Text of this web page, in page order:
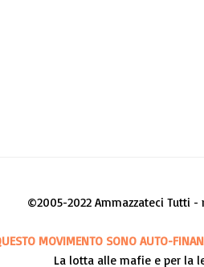
©2005-2022 Ammazzateci Tutti
MOVIMENTO SONO AUTO-
La lotta alle mafie e per la